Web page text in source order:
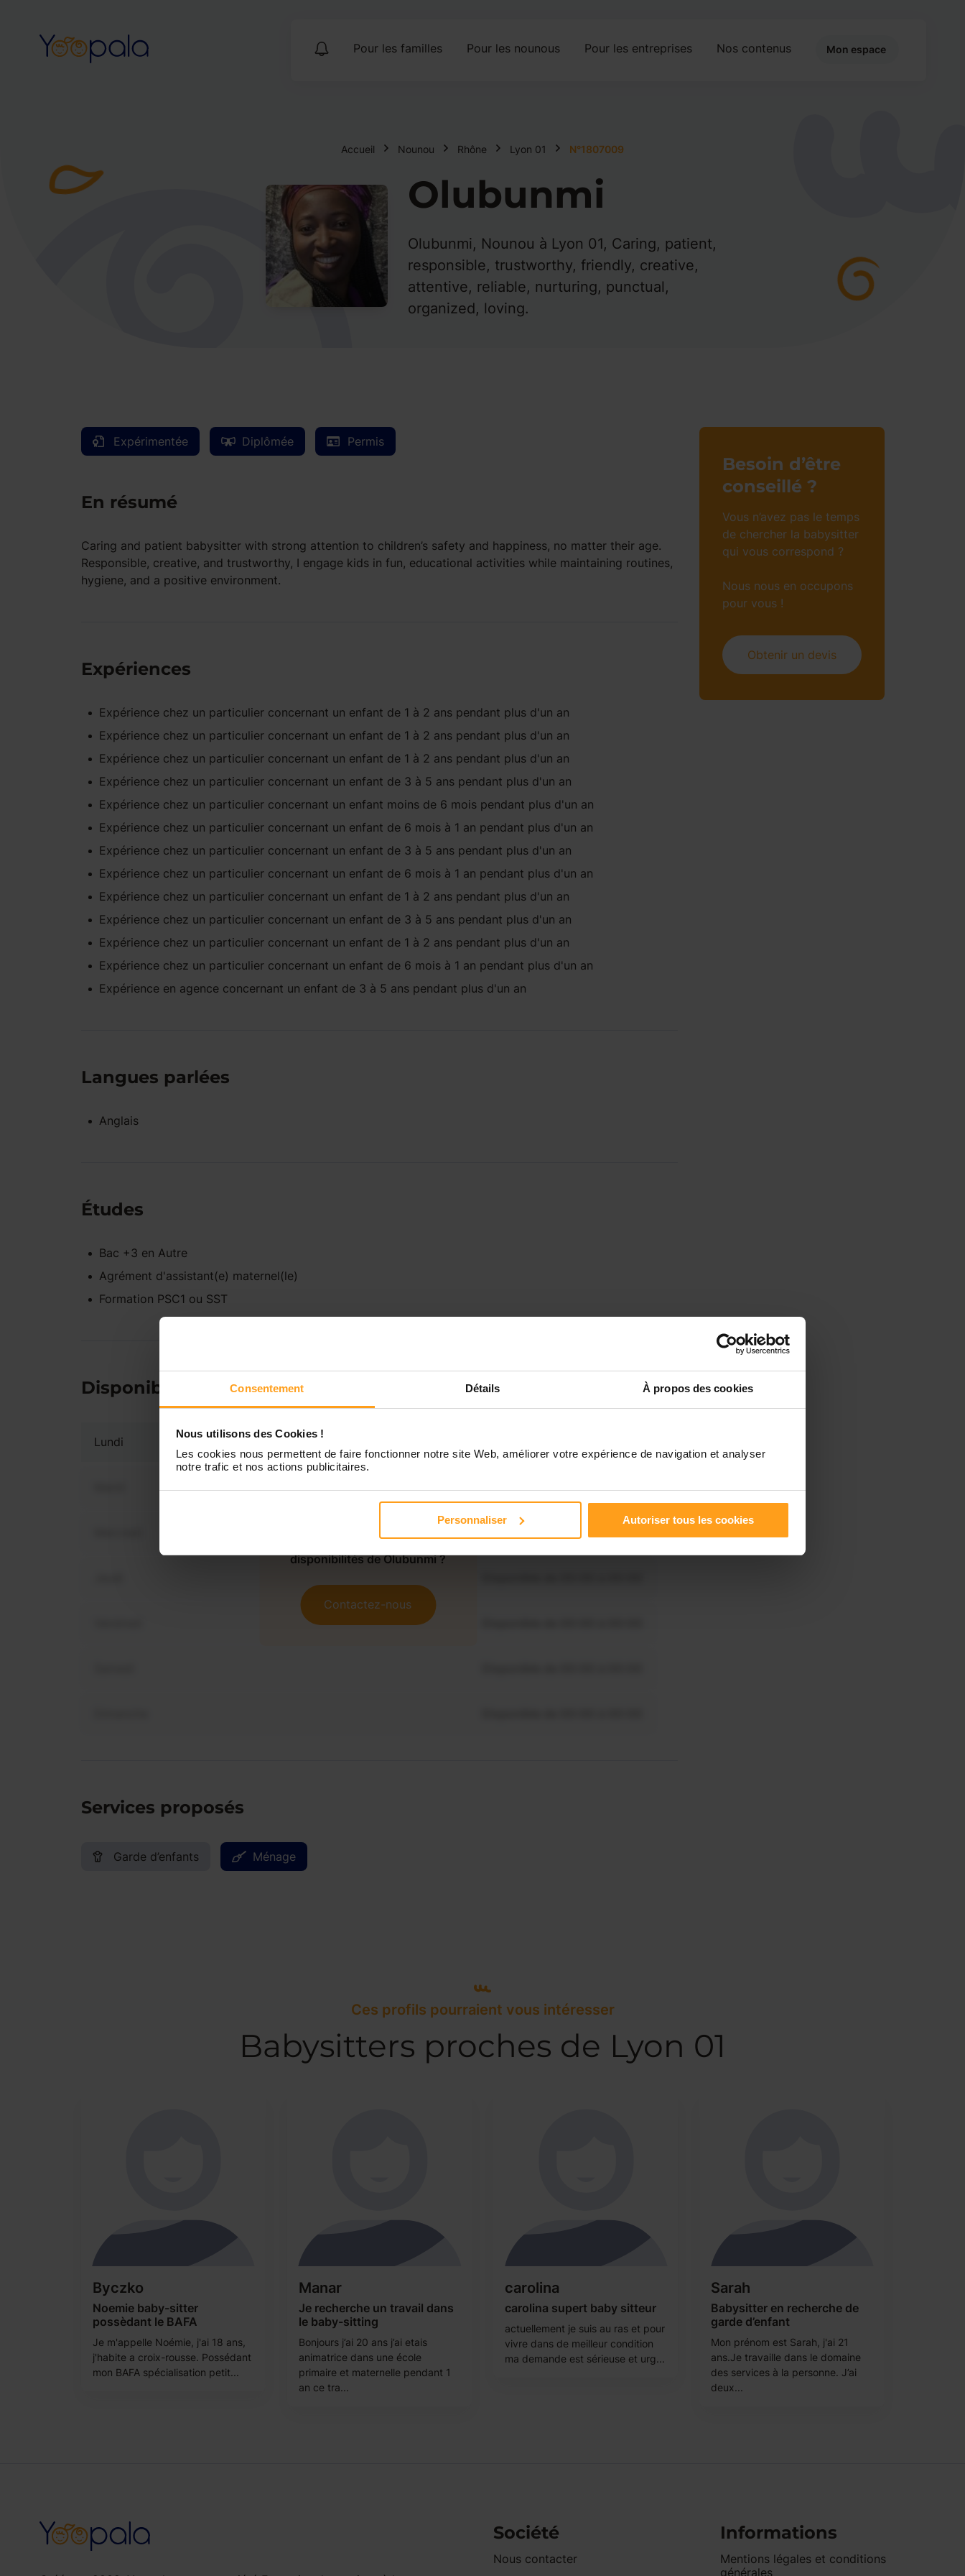
Consentement Détails À propos des cookies
Nous utilisons des Cookies !
Les cookies nous permettent de faire fonctionner notre site Web, améliorer votre expérience de navigation et analyser
notre trafic et nos actions publicitaires.
Personnaliser Autoriser tous les cookies
Pour les familles Pour les nounous Pour les entreprises Nos contenus Mon espace
Accueil Nounou Rhône Lyon 01 N°1807009
Olubunmi
Olubunmi, Nounou à Lyon 01, Caring, patient,
responsible, trustworthy, friendly, creative,
attentive, reliable, nurturing, punctual,
organized, loving.
Expérimentée Diplômée Permis
En résumé
Caring and patient babysitter with strong attention to children’s safety and happiness, no matter their age.
Responsible, creative, and trustworthy, I engage kids in fun, educational activities while maintaining routines,
hygiene, and a positive environment.
Expériences
Expérience chez un particulierconcernant un enfant de 1 à 2 anspendant plus d'un an
Expérience chez un particulierconcernant un enfant de 1 à 2 anspendant plus d'un an
Expérience chez un particulierconcernant un enfant de 1 à 2 anspendant plus d'un an
Expérience chez un particulierconcernant un enfant de 3 à 5 anspendant plus d'un an
Expérience chez un particulierconcernant un enfant moins de 6 moispendant plus d'un an
Expérience chez un particulierconcernant un enfant de 6 mois à 1 an pendant plus d'un an
Expérience chez un particulierconcernant un enfant de 3 à 5 anspendant plus d'un an
Expérience chez un particulierconcernant un enfant de 6 mois à 1 an pendant plus d'un an
Expérience chez un particulierconcernant un enfant de 1 à 2 anspendant plus d'un an
Expérience chez un particulierconcernant un enfant de 3 à 5 anspendant plus d'un an
Expérience chez un particulierconcernant un enfant de 1 à 2 anspendant plus d'un an
Expérience chez un particulierconcernant un enfant de 6 mois à 1 an pendant plus d'un an
Expérience en agenceconcernant un enfant de 3 à 5 anspendant plus d'un an
Langues parlées
Anglais
Études
Bac +3 en Autre
Agrément d'assistant(e) maternel(le)
Formation PSC1 ou SST
Disponibilités
Lundi
Disponible de 00:00 à 00:00
Vous souhaitez connaître les
disponibilités de Olubunmi ?
Contactez-nous
Services proposés
Garde d’enfants Ménage
Besoin d’être
conseillé ?
Vous n’avez pas le temps
de chercher la babysitter
qui vous correspond ?
Nous nous en occupons
pour vous !
Obtenir un devis
Ces profils pourraient vous intéresser
Babysitters proches de Lyon 01
Byczko
Noemie baby-sitter
possèdant le BAFA
Je m'appelle Noémie, j'ai 18 ans,
j'habite a croix-rousse. Possédant
mon BAFA spécialisation petit...
Manar
Je recherche un travail dans
le baby-sitting
Bonjours j’ai 20 ans j’ai etais
animatrice dans une école
primaire et maternelle pendant 1
an ce tra...
carolina
carolina supert baby sitteur
actuellement je suis au ras et pour
vivre dans de meilleur condition
ma demande est sérieuse et urg...
Sarah
Babysitter en recherche de
garde d’enfant
Mon prénom est Sarah, j'ai 21
ans.Je travaille dans le domaine
des services à la personne. J’ai
deux...
Société
Nous contacter
Informations
Mentions légales et conditions
générales